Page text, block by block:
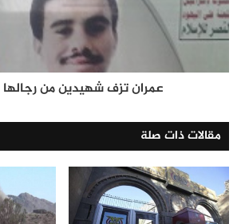
عمران تزف شهيدين من رجالها
مقالات ذات صلة